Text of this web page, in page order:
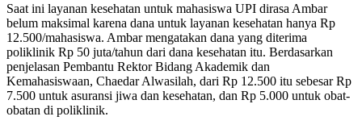
Saat ini layanan kesehatan untuk mahasiswa UPI dirasa Ambar
belum maksimal karena dana untuk layanan kesehatan hanya Rp
12.500/mahasiswa. Ambar mengatakan dana yang diterima
poliklinik Rp 50 juta/tahun dari dana kesehatan itu. Berdasarkan
penjelasan Pembantu Rektor Bidang Akademik dan
Kemahasiswaan, Chaedar Alwasilah, dari Rp 12.500 itu sebesar Rp
7.500 untuk asuransi jiwa dan kesehatan, dan Rp 5.000 untuk obat-
obatan di poliklinik.